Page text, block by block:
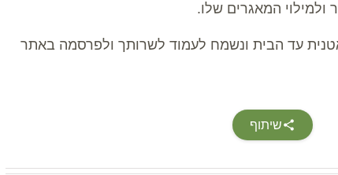
ולמילוי המאגרים שלו.
עד הבית ונשמח לעמוד לשרותך ולפרסמה באתר
שיתוף